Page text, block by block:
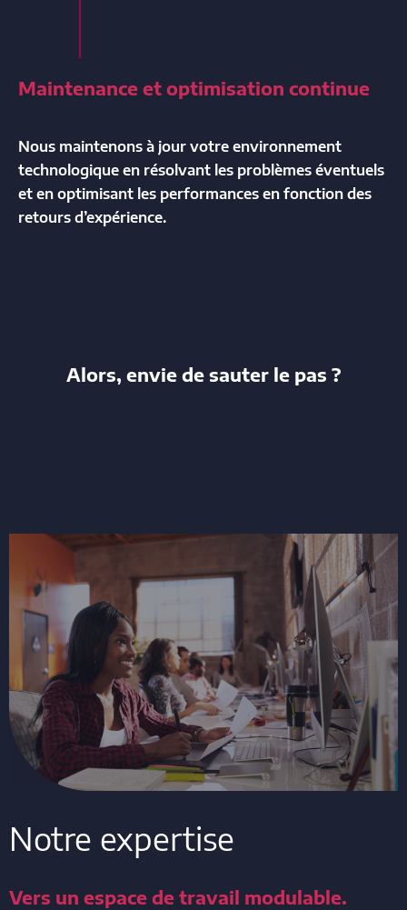
Maintenance et optimisation continue
Nous maintenons à jour votre environnement
technologique en résolvant les problèmes éventuels
et en optimisant les performances en fonction des
retours d’expérience.
Alors, envie de sauter le pas ?
Notre expertise
Vers un espace de travail modulable.